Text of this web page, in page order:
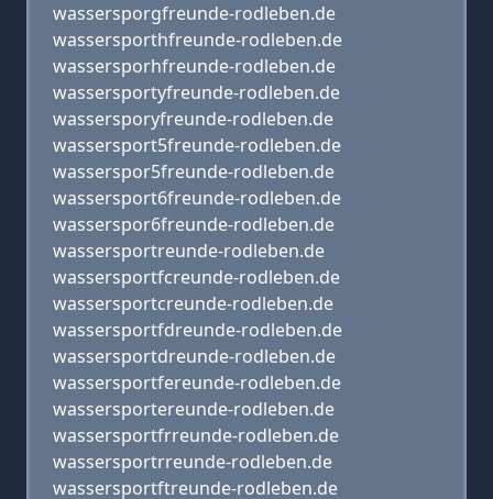
wassersporgfreunde-rodleben.de
wassersporthfreunde-rodleben.de
wassersporhfreunde-rodleben.de
wassersportyfreunde-rodleben.de
wassersporyfreunde-rodleben.de
wassersport5freunde-rodleben.de
wasserspor5freunde-rodleben.de
wassersport6freunde-rodleben.de
wasserspor6freunde-rodleben.de
wassersportreunde-rodleben.de
wassersportfcreunde-rodleben.de
wassersportcreunde-rodleben.de
wassersportfdreunde-rodleben.de
wassersportdreunde-rodleben.de
wassersportfereunde-rodleben.de
wassersportereunde-rodleben.de
wassersportfrreunde-rodleben.de
wassersportrreunde-rodleben.de
wassersportftreunde-rodleben.de